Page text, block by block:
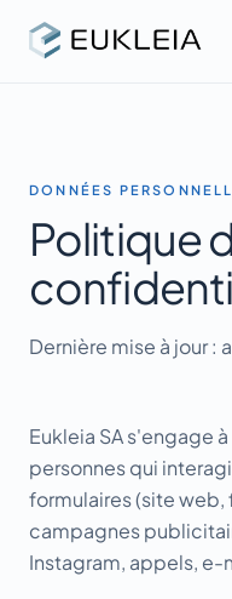
DONNÉES
Politique
Dernière mise à jour :
Eukleia SA s'engage
personnes qui
formulaires (site
campagnes
Instagram, appels, e-